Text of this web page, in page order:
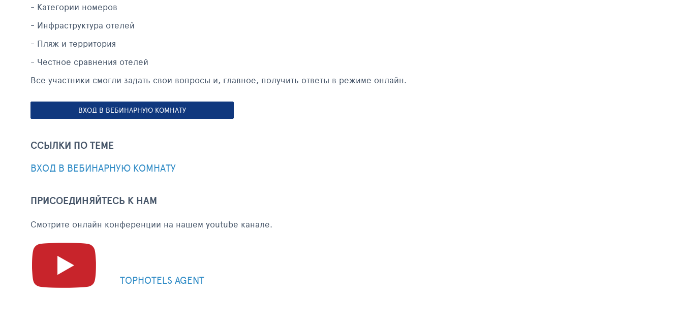
- Категории номеров
- Инфраструктура отелей
- Пляж и территория
- Честное сравнения отелей
Все участники смогли задать свои вопросы и, главное, получить ответы в режиме онлайн.
ВХОД В ВЕБИНАРНУЮ КОМНАТУ
ССЫЛКИ ПО ТЕМЕ
ВХОД В ВЕБИНАРНУЮ КОМНАТУ
ПРИСОЕДИНЯЙТЕСЬ К НАМ
Cмотрите онлайн конференции на нашем youtube канале.
TOPHOTELS AGENT